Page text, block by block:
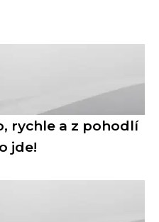
rychle a z pohodlí
jde!